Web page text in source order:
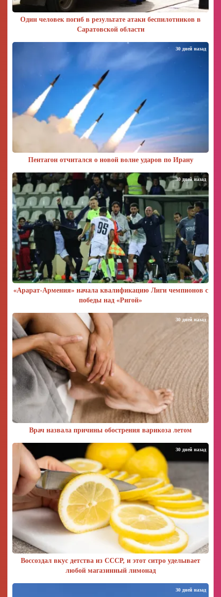
Один человек погиб в результате атаки беспилотников в
Саратовской области
Пентагон отчитался о новой волне ударов по Ирану
30 дней назад
«Арарат‑Армения» начала квалификацию Лиги чемпионов с
победы над «Ригой»
30 дней назад
Врач назвала причины обострения варикоза летом
30 дней назад
Воссоздал вкус детства из СССР, и этот ситро уделывает
любой магазинный лимонад
30 дней назад
30 дней назад